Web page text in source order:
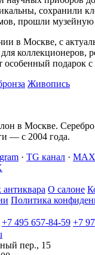
сохранили
прошли музейную
в Москве, с
коллекционеров,
особенный подарок с
Живопись
в Москве.
— с 2004 года.
· TG канал · MAX
О салоне
Политика
+7 495 657-84-59 +7
пер., 15